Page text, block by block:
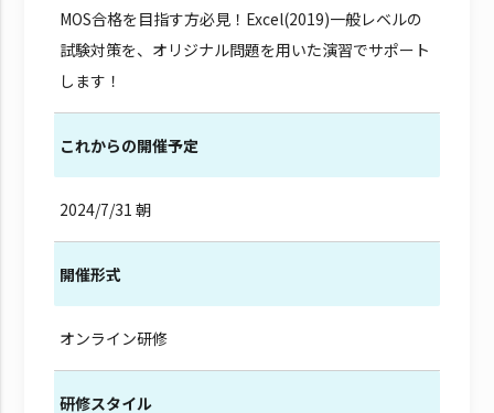
MOS合格を目指す方必見！Excel(2019)一般レベルの
試験対策を、オリジナル問題を用いた演習でサポート
します！
これからの開催予定
2024/7/31 朝
開催形式
オンライン研修
研修スタイル